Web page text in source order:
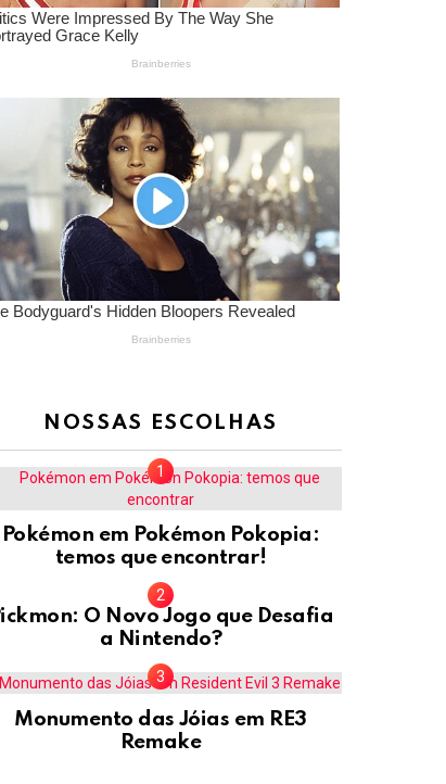
NOSSAS ESCOLHAS
Pokémon em Pokémon Pokopia:
temos que encontrar!
O Novo Jogo que Desafia
a Nintendo?
Monumento das Jóias em RE3
Remake